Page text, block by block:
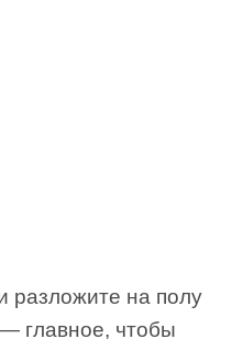
разложите на полу
главное, чтобы